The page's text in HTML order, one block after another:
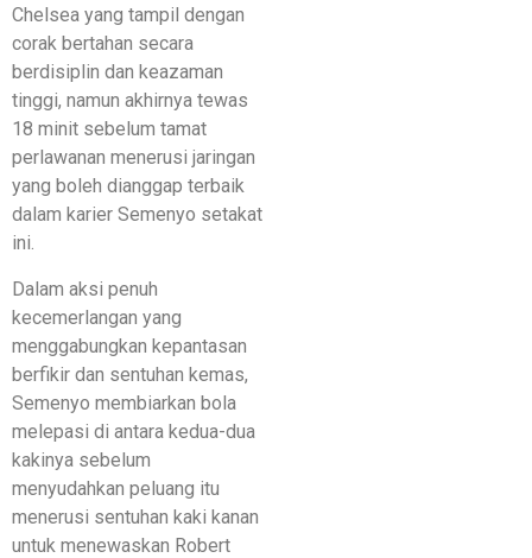
Chelsea yang tampil dengan
corak bertahan secara
berdisiplin dan keazaman
tinggi, namun akhirnya tewas
18 minit sebelum tamat
perlawanan menerusi jaringan
yang boleh dianggap terbaik
dalam karier Semenyo setakat
ini.
Dalam aksi penuh
kecemerlangan yang
menggabungkan kepantasan
berfikir dan sentuhan kemas,
Semenyo membiarkan bola
melepasi di antara kedua-dua
kakinya sebelum
menyudahkan peluang itu
menerusi sentuhan kaki kanan
untuk menewaskan Robert